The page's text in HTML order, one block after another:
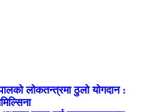
लोकतन्त्रमा ठुलो योगदान :